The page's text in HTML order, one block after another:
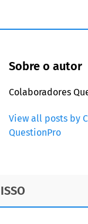
Sobre o autor
Colaboradores
View all posts by
QuestionPro